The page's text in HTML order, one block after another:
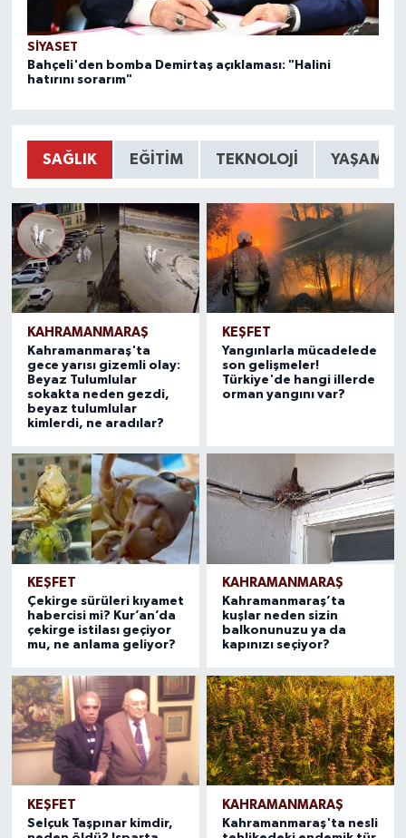
SIYASET
Bahçeli'den bomba Demirtaş açıklaması: "Halini
hatırını sorarım"
SAĞLIK EĞİTİM TEKNOLOJİ YAŞAM
KAHRAMANMARAŞ
Kahramanmaraş'ta
gece yarısı gizemli olay:
Beyaz Tulumlular
sokakta neden gezdi,
beyaz tulumlular
kimlerdi, ne aradılar?
KEŞFET
Yangınlarla mücadelede
son gelişmeler!
Türkiye'de hangi illerde
orman yangını var?
KEŞFET
Çekirge sürüleri kıyamet
habercisi mi? Kur’an’da
çekirge istilası geçiyor
mu, ne anlama geliyor?
KAHRAMANMARAŞ
Kahramanmaraş’ta
kuşlar neden sizin
balkonunuzu ya da
kapınızı seçiyor?
KEŞFET
Selçuk Taşpınar kimdir,
KAHRAMANMARAŞ
Kahramanmaraş'ta nesli